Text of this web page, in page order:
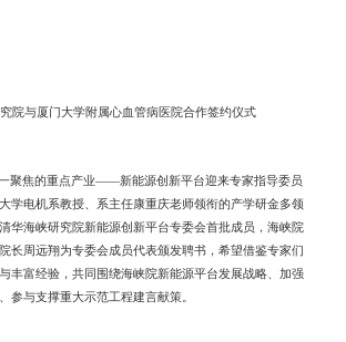
院与厦门大学附属心血管病医院合作签约仪式
焦的重点产业——新能源创新平台迎来专家指导委员
学电机系教授、系主任康重庆老师领衔的产学研金多领
华海峡研究院新能源创新平台专委会首批成员，海峡院
长周远翔为专委会成员代表颁发聘书，希望借鉴专家们
丰富经验，共同围绕海峡院新能源平台发展战略、加强
参与支撑重大示范工程建言献策。